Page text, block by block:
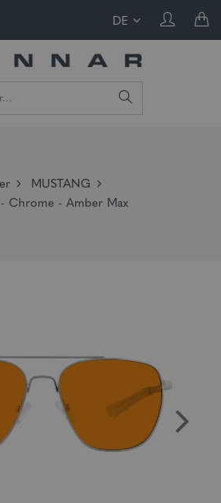
DE
MUSTANG
Chrome - Amber Max